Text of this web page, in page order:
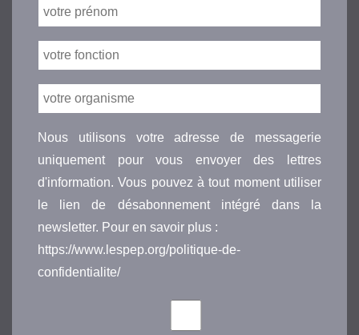
Nous utilisons votre adresse de messagerie
uniquement pour vous envoyer des lettres
d'information. Vous pouvez à tout moment utiliser
le lien de désabonnement intégré dans la
newsletter. Pour en savoir plus :
https://www.lespep.org/politique-de-
confidentialite/